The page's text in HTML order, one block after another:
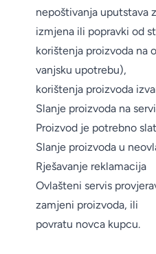
nepoštivanja uputstava
izmjena ili popravki od
korištenja proizvoda na
vanjsku upotrebu),
korištenja proizvoda
Slanje proizvoda na
Proizvod je potrebno
Slanje proizvoda u
Rješavanje reklamacija
Ovlašteni servis
zamjeni proizvoda, ili
povratu novca kupcu.